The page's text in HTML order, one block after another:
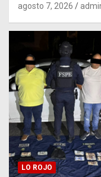
agosto 7, 2026
LO ROJO